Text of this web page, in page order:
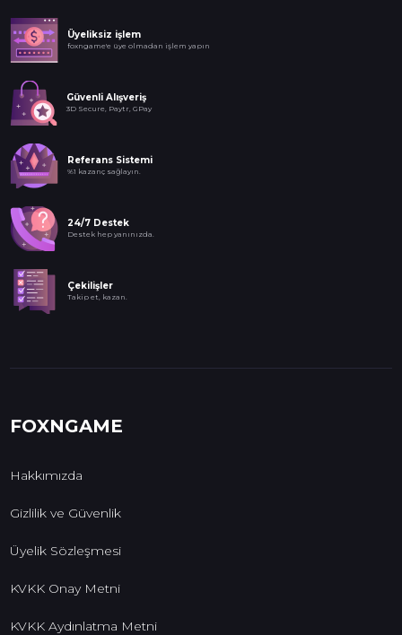
Üyeliksiz işlem
foxngame'e üye olmadan işlem yapın
Güvenli Alışveriş
3D Secure, Paytr, GPay
Referans Sistemi
%1 kazanç sağlayın.
24/7 Destek
Destek hep yanınızda.
Çekilişler
Takip et, kazan.
FOXNGAME
Hakkımızda
Gizlilik ve Güvenlik
Üyelik Sözleşmesi
KVKK Onay Metni
KVKK Aydınlatma Metni